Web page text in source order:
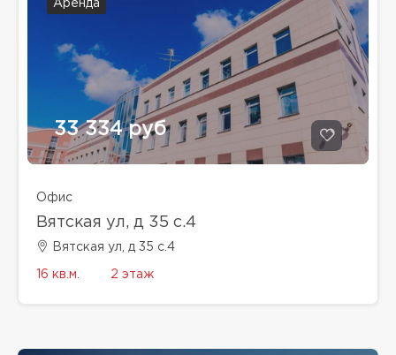
Аренда
33 334 руб
Офис
Вятская ул, д 35 с.4
Вятская ул, д 35 с.4
16 кв.м. 2 этаж